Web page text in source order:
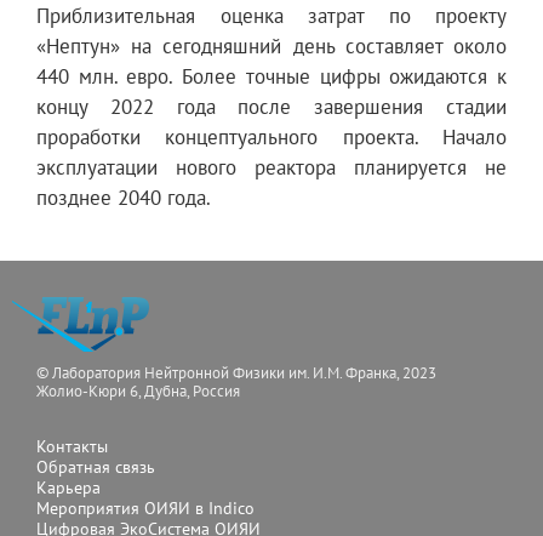
Приблизительная оценка затрат по проекту
«Нептун» на сегодняшний день составляет около
440 млн. евро. Более точные цифры ожидаются к
концу 2022 года после завершения стадии
проработки концептуального проекта. Начало
эксплуатации нового реактора планируется не
позднее 2040 года.
© Лаборатория Нейтронной Физики им. И.М. Франка, 2023
Жолио-Кюри 6, Дубна, Россия
Контакты
Обратная связь
Карьера
Мероприятия ОИЯИ в Indico
Цифровая ЭкоСистема ОИЯИ